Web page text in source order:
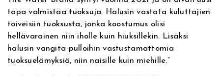
h
o
l
i
t
tapa valmistaa tuoksuja. Halusin vastata kuluttajien
toiveisiin tuoksusta, jonka koostumus olisi
hellävarainen niin iholle kuin hiuksillekin. Lisäksi
halusin vangita pulloihin vastustamattomia
tuoksuelämyksiä, niin naisille kuin miehille.”